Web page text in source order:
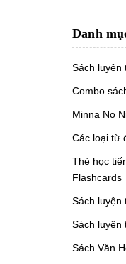
Danh
Sách luyện
Combo
Minna No
Các loại từ
Thẻ học
Flashcards
Sách luyện
Sách luyện
Sách Văn